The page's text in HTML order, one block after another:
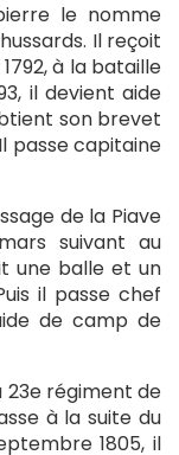
le nomme
Il reçoit
à la bataille
il devient aide
son brevet
passe capitaine
de la Piave
suivant au
une balle et un
il passe chef
de camp de
23e régiment de
à la suite du
1805, il